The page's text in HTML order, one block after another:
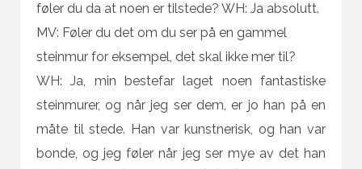
føler du da at noen er tilstede? WH: Ja absolutt.
MV: Føler du det om du ser på en gammel
steinmur for eksempel, det skal ikke mer til?
WH: Ja, min bestefar laget noen fantastiske
steinmurer, og når jeg ser dem, er jo han på en
måte til stede. Han var kunstnerisk, og han var
bonde, og jeg føler når jeg ser mye av det han